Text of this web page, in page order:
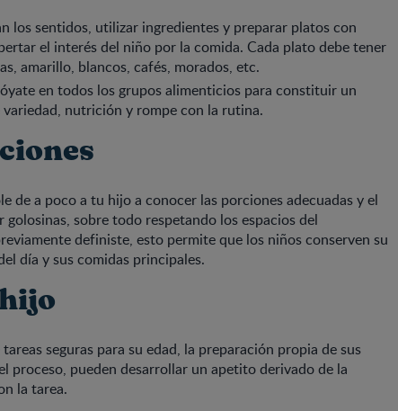
los sentidos, utilizar ingredientes y preparar platos con
el interés del niño por la comida. Cada plato debe tener
amarillo, blancos, cafés, morados, etc.
en todos los grupos alimenticios para constituir un
nutrición y rompe con la rutina.
de a poco a tu hijo a conocer las porciones adecuadas y el
sobre todo respetando los espacios del
definiste, esto permite que los niños conserven su
día y sus comidas principales.
seguras para su edad, la preparación propia de sus
proceso, pueden desarrollar un apetito derivado de la
la tarea.